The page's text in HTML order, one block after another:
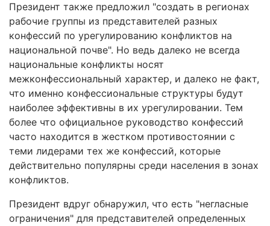
Президент также предложил "создать в регионах
рабочие группы из представителей разных
конфессий по урегулированию конфликтов на
национальной почве". Но ведь далеко не всегда
национальные конфликты носят
межконфессиональный характер, и далеко не факт,
что именно конфессиональные структуры будут
наиболее эффективны в их урегулировании. Тем
более что официальное руководство конфессий
часто находится в жестком противостоянии с
теми лидерами тех же конфессий, которые
действительно популярны среди населения в зонах
конфликтов.
Президент вдруг обнаружил, что есть "негласные
ограничения" для представителей определенных